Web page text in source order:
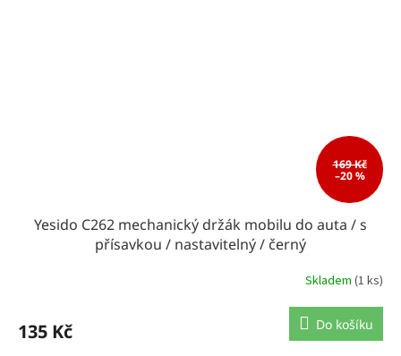
169 Kč
–20 %
Yesido C262 mechanický držák mobilu do auta / s
přísavkou / nastavitelný / černý
Skladem (1 ks)
135 Kč Do košíku